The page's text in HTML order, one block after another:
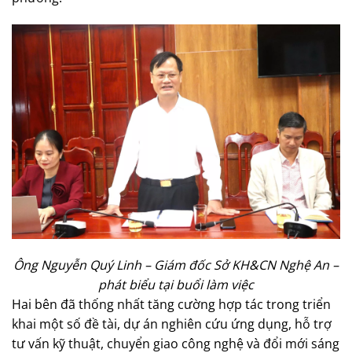
Ông Nguyễn Quý Linh – Giám đốc Sở KH&CN Nghệ An –
phát biểu tại buổi làm việc
Hai bên đã thống nhất tăng cường hợp tác trong triển
khai một số đề tài, dự án nghiên cứu ứng dụng, hỗ trợ
tư vấn kỹ thuật, chuyển giao công nghệ và đổi mới sáng